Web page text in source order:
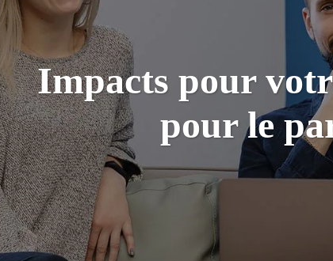
Impacts pour
pour le